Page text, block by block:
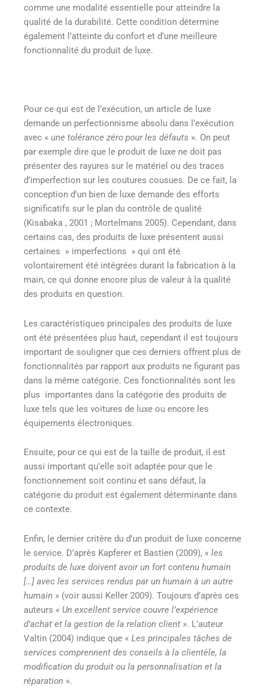
comme une modalité essentielle pour atteindre la
qualité de la durabilité. Cette condition détermine
également l’atteinte du confort et d’une meilleure
fonctionnalité du produit de luxe.
Pour ce qui est de l’exécution, un article de luxe
demande un perfectionnisme absolu dans l’exécution
avec « une tolérance zéro pour les défauts ». On peut
par exemple dire que le produit de luxe ne doit pas
présenter des rayures sur le matériel ou des traces
d’imperfection sur les coutures cousues. De ce fait, la
conception d’un bien de luxe demande des efforts
significatifs sur le plan du contrôle de qualité
(Kisabaka , 2001 ; Mortelmans 2005). Cependant, dans
certains cas, des produits de luxe présentent aussi
certaines » imperfections » qui ont été
volontairement été intégrées durant la fabrication à la
main, ce qui donne encore plus de valeur à la qualité
des produits en question.
Les caractéristiques principales des produits de luxe
ont été présentées plus haut, cependant il est toujours
important de souligner que ces derniers offrent plus de
fonctionnalités par rapport aux produits ne figurant pas
dans la même catégorie. Ces fonctionnalités sont les
plus importantes dans la catégorie des produits de
luxe tels que les voitures de luxe ou encore les
équipements électroniques.
Ensuite, pour ce qui est de la taille de produit, il est
aussi important qu’elle soit adaptée pour que le
fonctionnement soit continu et sans défaut, la
catégorie du produit est également déterminante dans
ce contexte.
Enfin, le dernier critère du d’un produit de luxe concerne
le service. D’après Kapferer et Bastien (2009), « les
produits de luxe doivent avoir un fort contenu humain
[…] avec les services rendus par un humain à un autre
humain » (voir aussi Keller 2009). Toujours d’après ces
auteurs « Un excellent service couvre l’expérience
d’achat et la gestion de la relation client ». L’auteur
Valtin (2004) indique que « Les principales tâches de
services comprennent des conseils à la clientèle, la
modification du produit ou la personnalisation et la
réparation ».